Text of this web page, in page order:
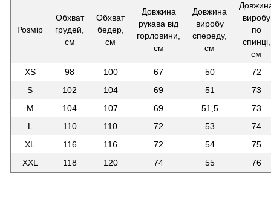
Розмір
Обхват
грудей,
см
Обхват
бедер,
см
Довжина
рукава від
горловини,
см
Довжина
виробу
спереду,
см
виробу
по
спинці,
см
XS
98 100 67 50
72
S
102 104 69 51
73
M
104 107 69 51,5
73
L
110 110 72 53
74
XL
116 116 72 54
75
XXL
118 120 74 55 76